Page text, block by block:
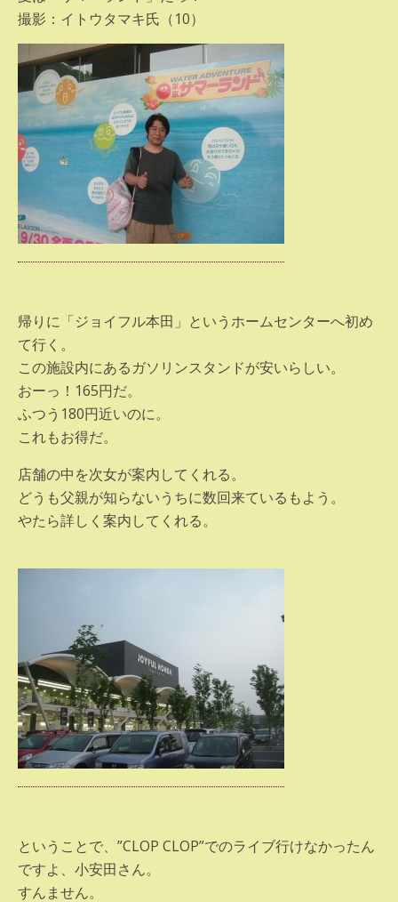
撮影：イトウタマキ氏（10）
帰りに「ジョイフル本田」というホームセンターへ初め
て行く。
この施設内にあるガソリンスタンドが安いらしい。
おーっ！165円だ。
ふつう180円近いのに。
これもお得だ。
店舗の中を次女が案内してくれる。
どうも父親が知らないうちに数回来ているもよう。
やたら詳しく案内してくれる。
ということで、”CLOP CLOP”でのライブ行けなかったん
ですよ、小安田さん。
すんません。